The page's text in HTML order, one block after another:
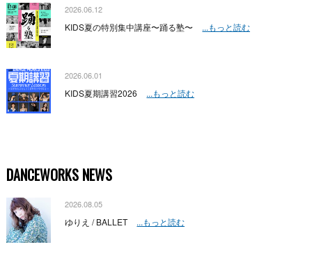
2026.06.12
KIDS夏の特別集中講座〜踊る塾〜 ...もっと読む
2026.06.01
KIDS夏期講習2026 ...もっと読む
DANCEWORKS NEWS
2026.08.05
ゆりえ / BALLET ...もっと読む